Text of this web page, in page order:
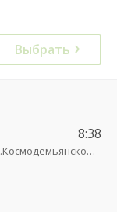
Выбрать
8:38
Памятник А.Космодемьянскому(Балтийское шоссе) трасса